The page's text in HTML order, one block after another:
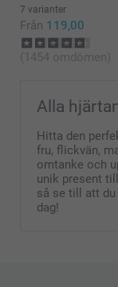
7 varianter
Från 119,00
(1454 omdömen)
Alla
Hitta den
fru, flickvän,
omtanke och
unik present
så se till att du
dag!